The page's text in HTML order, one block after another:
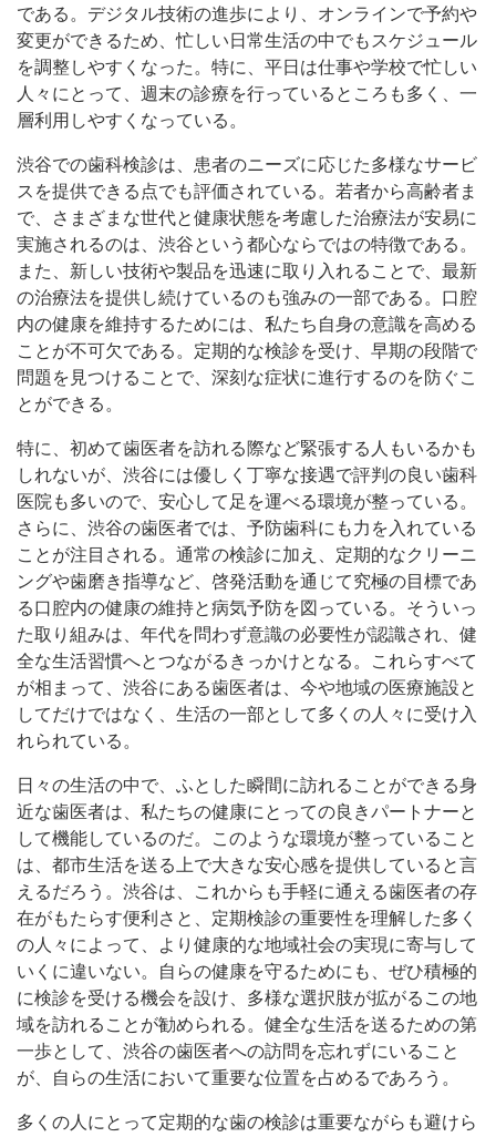
である。デジタル技術の進歩により、オンラインで予約や
変更ができるため、忙しい日常生活の中でもスケジュール
を調整しやすくなった。特に、平日は仕事や学校で忙しい
人々にとって、週末の診療を行っているところも多く、一
層利用しやすくなっている。
渋谷での歯科検診は、患者のニーズに応じた多様なサービ
スを提供できる点でも評価されている。若者から高齢者ま
で、さまざまな世代と健康状態を考慮した治療法が安易に
実施されるのは、渋谷という都心ならではの特徴である。
また、新しい技術や製品を迅速に取り入れることで、最新
の治療法を提供し続けているのも強みの一部である。口腔
内の健康を維持するためには、私たち自身の意識を高める
ことが不可欠である。定期的な検診を受け、早期の段階で
問題を見つけることで、深刻な症状に進行するのを防ぐこ
とができる。
特に、初めて歯医者を訪れる際など緊張する人もいるかも
しれないが、渋谷には優しく丁寧な接遇で評判の良い歯科
医院も多いので、安心して足を運べる環境が整っている。
さらに、渋谷の歯医者では、予防歯科にも力を入れている
ことが注目される。通常の検診に加え、定期的なクリーニ
ングや歯磨き指導など、啓発活動を通じて究極の目標であ
る口腔内の健康の維持と病気予防を図っている。そういっ
た取り組みは、年代を問わず意識の必要性が認識され、健
全な生活習慣へとつながるきっかけとなる。これらすべて
が相まって、渋谷にある歯医者は、今や地域の医療施設と
してだけではなく、生活の一部として多くの人々に受け入
れられている。
日々の生活の中で、ふとした瞬間に訪れることができる身
近な歯医者は、私たちの健康にとっての良きパートナーと
して機能しているのだ。このような環境が整っていること
は、都市生活を送る上で大きな安心感を提供していると言
えるだろう。渋谷は、これからも手軽に通える歯医者の存
在がもたらす便利さと、定期検診の重要性を理解した多く
の人々によって、より健康的な地域社会の実現に寄与して
いくに違いない。自らの健康を守るためにも、ぜひ積極的
に検診を受ける機会を設け、多様な選択肢が拡がるこの地
域を訪れることが勧められる。健全な生活を送るための第
一歩として、渋谷の歯医者への訪問を忘れずにいること
が、自らの生活において重要な位置を占めるであろう。
多くの人にとって定期的な歯の検診は重要ながらも避けら